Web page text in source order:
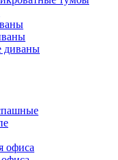
диваны
офиса